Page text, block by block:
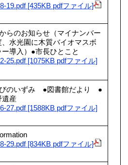
19.pdf [435KB pdfファイル]
らのお知らせ（マイナンバー
、水光園に木質バイオマスボ
ー導入）●市長ひとこと
25.pdf [1075KB pdfファイル]
のいずみ ●図書館だより ●
遺産
27.pdf [1588KB pdfファイル]
29.pdf [834KB pdfファイル]